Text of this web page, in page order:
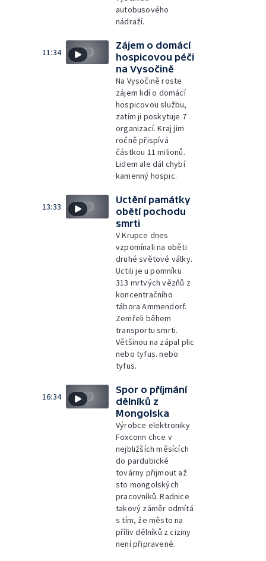
autobusového
nádraží.
11:34
Zájem o domácí
hospicovou péči
na Vysočině
Na Vysočině roste
zájem lidí o domácí
hospicovou službu,
zatím ji poskytuje 7
organizací. Kraj jim
ročně přispívá
částkou 11 milionů.
Lidem ale dál chybí
kamenný hospic.
13:33
Uctění památky
obětí pochodu
smrti
V Krupce dnes
vzpomínali na oběti
druhé světové války.
Uctili je u pomníku
313 mrtvých vězňů z
koncentračního
tábora Ammendorf.
Zemřeli během
transportu smrti.
Většinou na zápal plic
nebo tyfus. nebo
tyfus.
16:34
Spor o příjmání
dělníků z
Mongolska
Výrobce elektroniky
Foxconn chce v
nejbližších měsících
do pardubické
továrny přijmout až
sto mongolských
pracovníků. Radnice
takový záměr odmítá
s tím, že město na
příliv dělníků z ciziny
není připravené.